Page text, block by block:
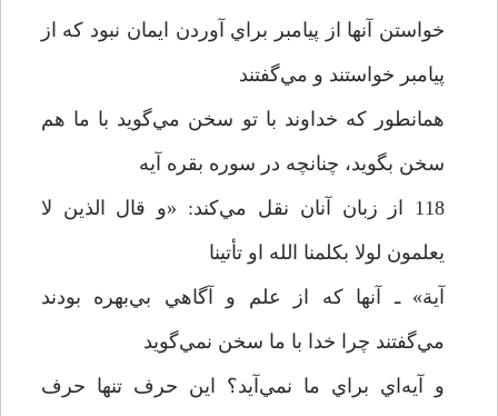
خواستن آنها از پيامبر براي آوردن ايمان نبود که از
پيامبر خواستند و مي‌گفتند
همانطور که خداوند با تو سخن مي‌گويد با ما هم
سخن بگويد، چنانچه در سوره بقره آيه
118 از زبان آنان نقل مي‌کند: «و قال الذين لا
يعلمون لولا بکلمنا الله او تأتينا
آية»‌ ـ آنها که از علم و آگاهي بي‌بهره بودند
مي‌گفتند چرا خدا با ما سخن نمي‌گويد
و آيه‌اي براي ما نمي‌آيد؟ اين حرف تنها حرف